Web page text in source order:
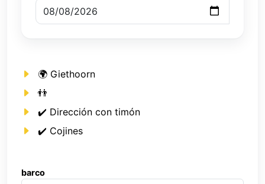
🌍 Giethoorn
👬
✔️ Dirección con timón
✔️ Cojines
barco